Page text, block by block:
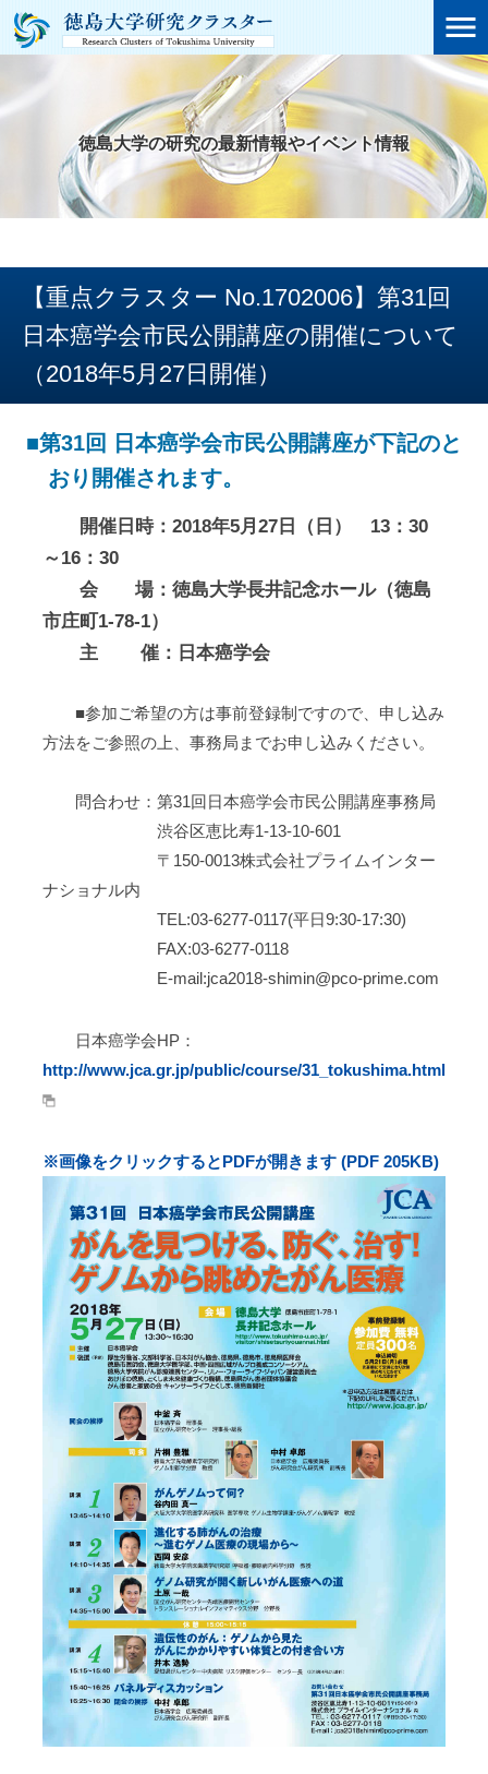

徳島大学の研究の最新情報やイベント情報
【重点クラスター No.1702006】第31回
日本癌学会市民公開講座の開催について
（2018年5月27日開催）
第31回 日本癌学会市民公開講座が下記のと
おり開催されます。
開催日時：2018年5月27日（日） 13：30
～16：30
会 場：徳島大学長井記念ホール（徳島
市庄町1-78-1）
主 催：日本癌学会
■参加ご希望の方は事前登録制ですので、申し込み
方法をご参照の上、事務局までお申し込みください。
問合わせ：第31回日本癌学会市民公開講座事務局
渋谷区恵比寿1-13-10-601
〒150-0013株式会社プライムインター
ナショナル内
TEL:03-6277-0117(平日9:30-17:30)
FAX:03-6277-0118
E-mail:jca2018-shimin@pco-prime.com
日本癌学会HP：
http://www.jca.gr.jp/public/course/31_tokushima.html
※画像をクリックするとPDFが開きます (PDF 205KB)